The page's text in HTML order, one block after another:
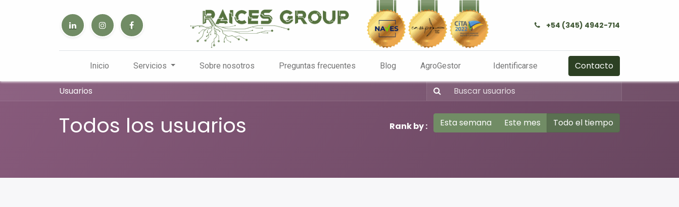
+54 (345) 4942-714
Inicio Servicios Sobre nosotros Preguntas frecuentes Blog AgroGestor Identificarse Contacto
Usuarios
Todos los usuarios Rank by : Esta semana Este mes Todo el tiempo